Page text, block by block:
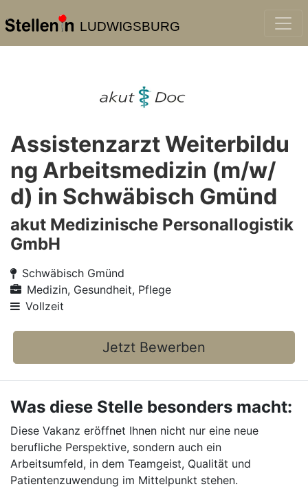
LUDWIGSBURG
Assistenzarzt Weiterbildu
ng Arbeitsmedizin (m/w/
d) in Schwäbisch Gmünd
akut Medizinische Personallogistik
GmbH
Schwäbisch Gmünd
Medizin, Gesundheit, Pflege
Vollzeit
Jetzt Bewerben
Was diese Stelle besonders macht:
Diese Vakanz eröffnet Ihnen nicht nur eine neue
berufliche Perspektive, sondern auch ein
Arbeitsumfeld, in dem Teamgeist, Qualität und
Patientenzuwendung im Mittelpunkt stehen.